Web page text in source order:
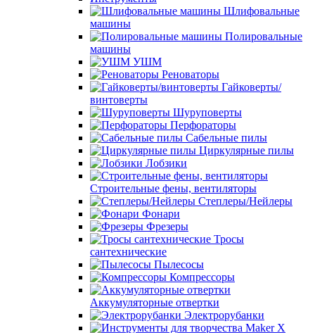
Шлифовальные
машины
Полировальные
машины
УШМ
Реноваторы
Гайковерты/
винтоверты
Шуруповерты
Перфораторы
Сабельные пилы
Циркулярные пилы
Лобзики
Строительные фены, вентиляторы
Степлеры/Нейлеры
Фонари
Фрезеры
Тросы
сантехнические
Пылесосы
Компрессоры
Аккумуляторные отвертки
Электрорубанки